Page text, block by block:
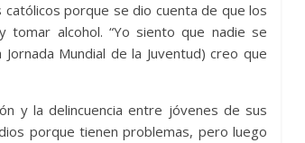
porque se dio cuenta de que los
alcohol. “Yo siento que nadie se
Mundial de la Juventud) creo que
y la delincuencia entre jóvenes de sus
porque tienen problemas, pero luego